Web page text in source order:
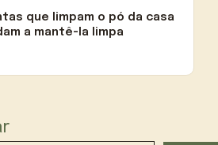
que limpam o pó da casa
a mantê-la limpa